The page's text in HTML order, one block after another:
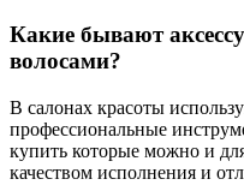
Какие бывают
волосами?
В салонах красоты
профессиональные
купить которые можно и
качеством исполнения и